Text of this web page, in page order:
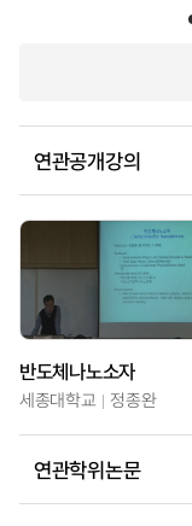
연관공개강의
반도체나노소자
세종대학교 정종완
연관학위논문